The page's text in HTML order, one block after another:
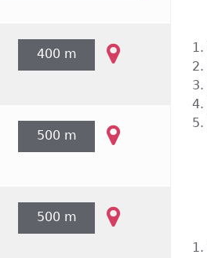
des enseignes modes
présent. Les
à 20h, mais à titre
restent ouvertes
400 m
500 m
500 m
1.
2.
3.
4.
5.
1.